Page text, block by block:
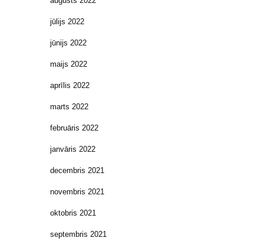
jūlijs 2022
jūnijs 2022
maijs 2022
aprīlis 2022
marts 2022
februāris 2022
janvāris 2022
decembris 2021
novembris 2021
oktobris 2021
septembris 2021